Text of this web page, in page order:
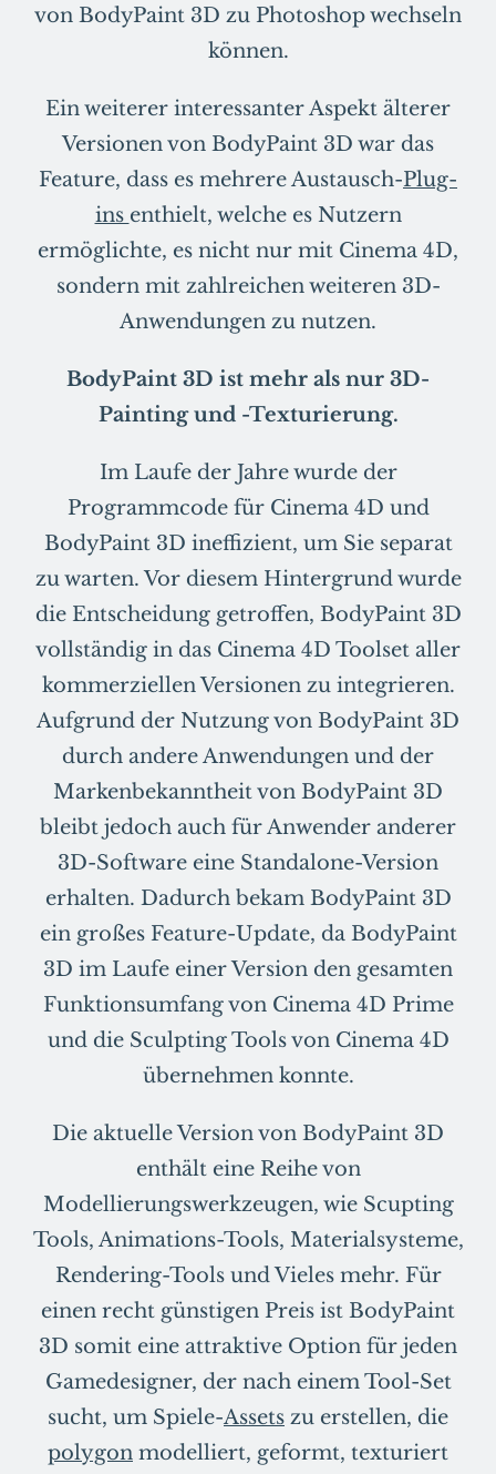
von BodyPaint 3D zu Photoshop wechseln
können.
Ein weiterer interessanter Aspekt älterer
Versionen von BodyPaint 3D war das
Feature, dass es mehrere Austausch-Plug-
ins enthielt, welche es Nutzern
ermöglichte, es nicht nur mit Cinema 4D,
sondern mit zahlreichen weiteren 3D-
Anwendungen zu nutzen.
BodyPaint 3D ist mehr als nur 3D-
Painting und -Texturierung.
Im Laufe der Jahre wurde der
Programmcode für Cinema 4D und
BodyPaint 3D ineffizient, um Sie separat
zu warten. Vor diesem Hintergrund wurde
die Entscheidung getroffen, BodyPaint 3D
vollständig in das Cinema 4D Toolset aller
kommerziellen Versionen zu integrieren.
Aufgrund der Nutzung von BodyPaint 3D
durch andere Anwendungen und der
Markenbekanntheit von BodyPaint 3D
bleibt jedoch auch für Anwender anderer
3D-Software eine Standalone-Version
erhalten. Dadurch bekam BodyPaint 3D
ein großes Feature-Update, da BodyPaint
3D im Laufe einer Version den gesamten
Funktionsumfang von Cinema 4D Prime
und die Sculpting Tools von Cinema 4D
übernehmen konnte.
Die aktuelle Version von BodyPaint 3D
enthält eine Reihe von
Modellierungswerkzeugen, wie Scupting
Tools, Animations-Tools, Materialsysteme,
Rendering-Tools und Vieles mehr. Für
einen recht günstigen Preis ist BodyPaint
3D somit eine attraktive Option für jeden
Gamedesigner, der nach einem Tool-Set
sucht, um Spiele-Assets zu erstellen, die
polygon modelliert, geformt, texturiert